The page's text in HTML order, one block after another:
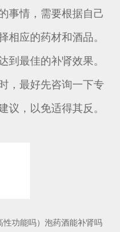
事情，需要根据自己
应的药材和酒品。
最佳的补肾效果。
，最好先咨询一下专
，以免适得其反。
功能吗）泡药酒能补肾吗